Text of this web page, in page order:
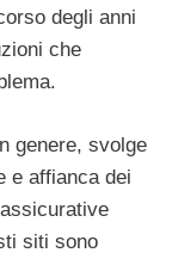
degli anni
che
genere, svolge
e affianca dei
siti sono